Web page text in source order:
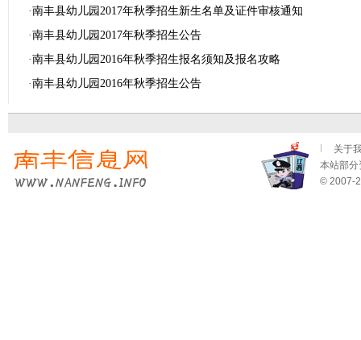
·南丰县幼儿园2017年秋季招生新生名单及证件审核通知
·南丰县幼儿园2017年秋季招生公告
·南丰县幼儿园2016年秋季招生报名须知及报名攻略
·南丰县幼儿园2016年秋季招生公告
关于
本站部分
© 2007-